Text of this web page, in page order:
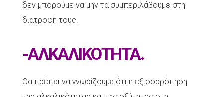
δεν μπορούμε να μην τα συμπεριλάβουμε στη
διατροφή τους.
-ΑΛΚΑΛΙΚΟΤΗΤΑ.
Θα πρέπει να γνωρίζουμε ότι η εξισορρόπηση